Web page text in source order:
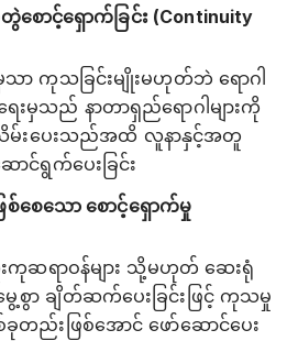
ာင့်ရှောက်ခြင်း (Continuity
သာ ကုသခြင်းမျိုးမဟုတ်ဘဲ ရောဂါ
မှသည် နာတာရှည်ရောဂါများကို
မ်းပေးသည်အထိ လူနာနှင့်အတူ
ရွက်ပေးခြင်း
ေသော စောင့်ရှောက်မှု
ဆရာဝန်များ သို့မဟုတ် ဆေးရုံ
ာမွေ့စွာ ချိတ်ဆက်ပေးခြင်းဖြင့် ကုသမှု
တည်းဖြစ်အောင် ဖော်ဆောင်ပေး